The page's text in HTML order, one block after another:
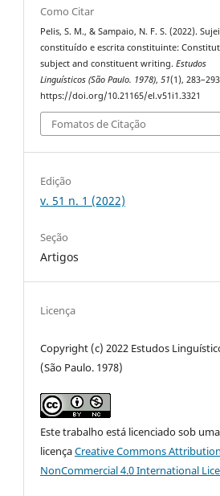
Como Citar
Pelis, S. M., & Sampaio, N. F. S. (2022).
constituído e escrita constituinte:
subject and constituent writing.Estudos
Linguísticos (São Paulo. 1978),51(1),
https://doi.org/10.21165/el.v51i1.3321
Fomatos de Citação
Edição
v. 51 n. 1 (2022)
Seção
Artigos
Licença
Copyright (c) 2022 Estudos
(São Paulo. 1978)
Este trabalho está licenciado sob uma
licençaCreative Commons
NonCommercial 4.0 International